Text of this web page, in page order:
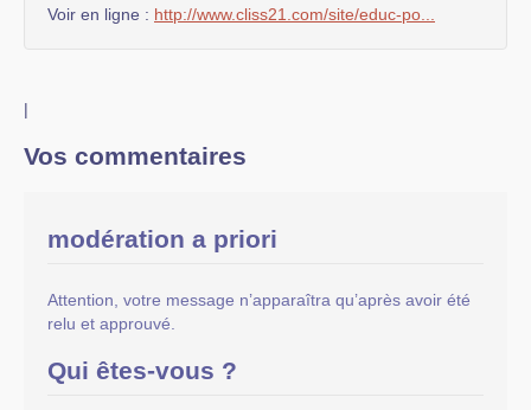
Voir en ligne : http://www.cliss21.com/site/educ-po...
|
Vos commentaires
modération a priori
Attention, votre message n’apparaîtra qu’après avoir été
relu et approuvé.
Qui êtes-vous ?